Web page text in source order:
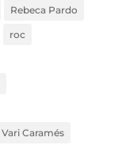
Rebeca Pardo
roc
Vari Caramés